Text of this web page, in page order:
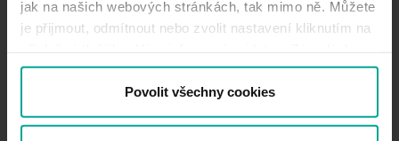
jak na našich webových stránkách, tak mimo ně. Můžete
je přijmout, odmítnout nebo zvolit nastavení kliknutím na
používání souborů cookie.
Povolit všechny cookies
Pardubice